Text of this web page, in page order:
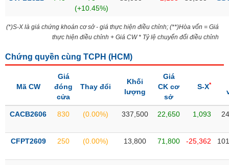
chính
tích
Hồ
doanh
Tin
(+10.45%)
(*)S-X là giá chứng khoán cơ sở - giá thực hiện điều chỉnh; (**)Hòa vốn = Giá
thực hiện điều chỉnh + Giá CW * Tỷ lệ chuyển đổi điều chỉnh
Chứng quyền cùng TCPH (HCM)
Mã CW
Giá
đóng
cửa
Thay đổi
Khối
lượng
Giá
CK cơ
sở
S-X*
CACB2606 830 (0.00%) 337,500 22,650 1,093
CFPT2609 250 (0.00%) 13,800 71,800 -25,362
VẬT
CÔNG